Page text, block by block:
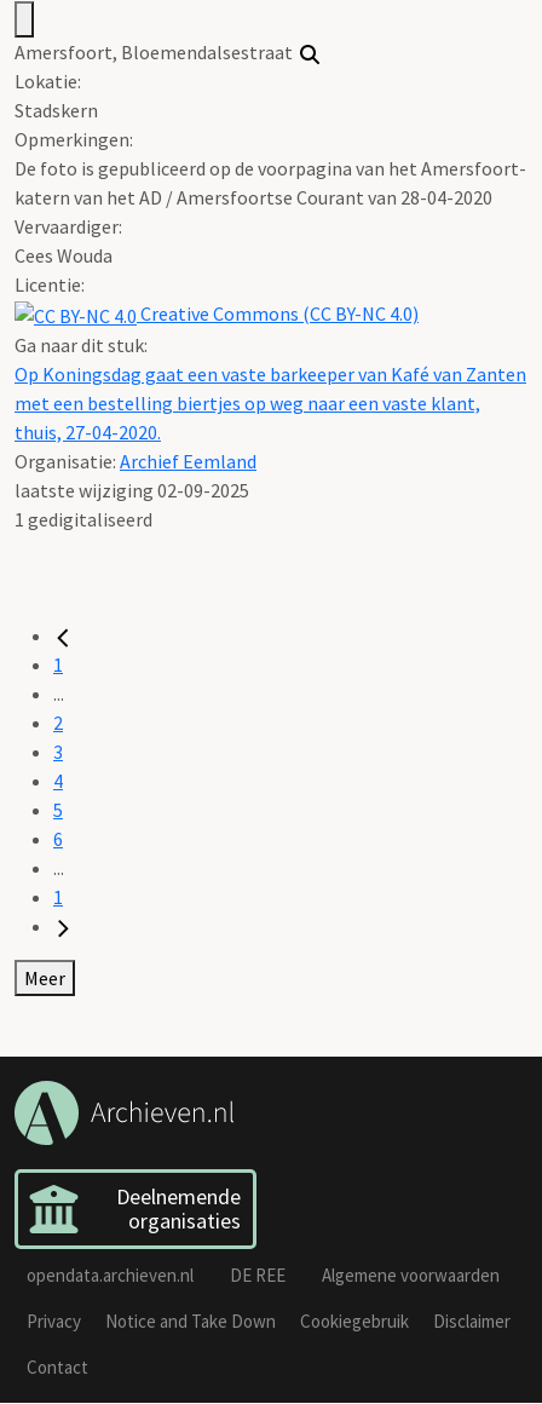
Amersfoort, Bloemendalsestraat
Lokatie:
Stadskern
Opmerkingen:
De foto is gepubliceerd op de voorpagina van het Amersfoort-
katern van het AD / Amersfoortse Courant van 28-04-2020
Vervaardiger:
Cees Wouda
Licentie:
Creative Commons (CC BY-NC 4.0)
Ga naar dit stuk:
Op Koningsdag gaat een vaste barkeeper van Kafé van Zanten
met een bestelling biertjes op weg naar een vaste klant,
thuis, 27-04-2020.
Organisatie: Archief Eemland
laatste wijziging 02-09-2025
1 gedigitaliseerd
1
...
2
3
4
5
6
...
1
Meer
Deelnemende
organisaties
opendata.archieven.nl DE REE
Algemene voorwaarden
Privacy
Notice and Take Down Cookiegebruik
Disclaimer
Contact